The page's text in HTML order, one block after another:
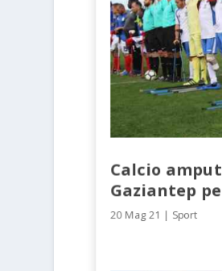
Calcio
Gaziantep
20 Mag 21 | Sport